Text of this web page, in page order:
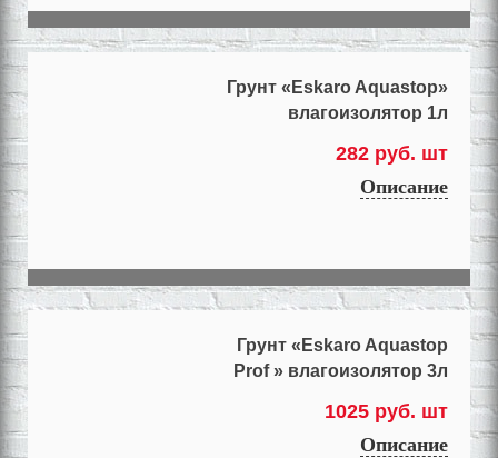
Грунт «Eskaro Aquastop»
влагоизолятор 1л
282 руб. шт
Описание
Грунт «Eskaro Aquastop
Prof » влагоизолятор 3л
1025 руб. шт
Описание